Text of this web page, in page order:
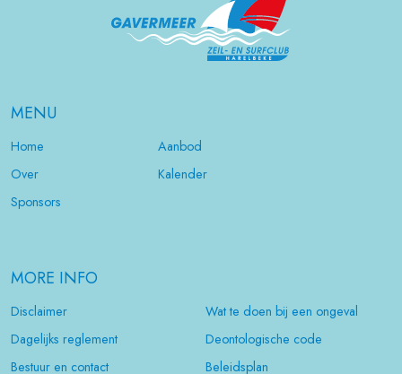
MENU
Home
Aanbod
Over
Kalender
Sponsors
MORE INFO
Disclaimer
Wat te doen bij een ongeval
Dagelijks reglement
Deontologische code
Bestuur en contact
Beleidsplan